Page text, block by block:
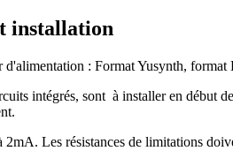
installation
d'alimentation : Format Yusynth,
intégrés, sont à installer en début
2mA. Les résistances de limitations